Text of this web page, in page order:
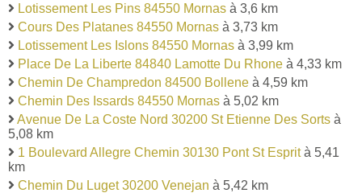
Lotissement Les Pins 84550 Mornas à 3,6 km
Cours Des Platanes 84550 Mornas à 3,73 km
Lotissement Les Islons 84550 Mornas à 3,99 km
Place De La Liberte 84840 Lamotte Du Rhone à 4,33 km
Chemin De Champredon 84500 Bollene à 4,59 km
Chemin Des Issards 84550 Mornas à 5,02 km
Avenue De La Coste Nord 30200 St Etienne Des Sorts à
5,08 km
1 Boulevard Allegre Chemin 30130 Pont St Esprità 5,41
km
Chemin Du Luget 30200 Venejan à 5,42 km